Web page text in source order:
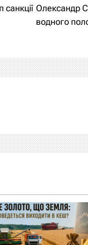
Олександр
водного